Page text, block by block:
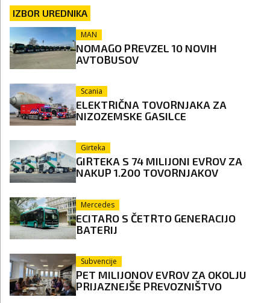
IZBOR UREDNIKA
MAN
NOMAGO PREVZEL 10 NOVIH
AVTOBUSOV
Scania
ELEKTRIČNA TOVORNJAKA ZA
NIZOZEMSKE GASILCE
Girteka
GIRTEKA S 74 MILIJONI EVROV ZA
NAKUP 1.200 TOVORNJAKOV
Mercedes
ECITARO S ČETRTO GENERACIJO
BATERIJ
Subvencije
PET MILIJONOV EVROV ZA OKOLJU
PRIJAZNEJŠE PREVOZNIŠTVO